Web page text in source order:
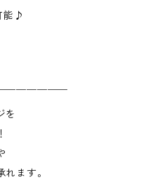
能♪
￣￣￣￣￣￣
を
ます。